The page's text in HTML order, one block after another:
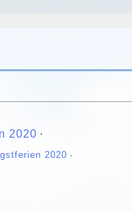
2020 ∙
2020 ∙